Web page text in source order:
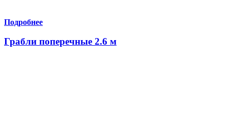
Подробнее
Грабли поперечные 2.6 м